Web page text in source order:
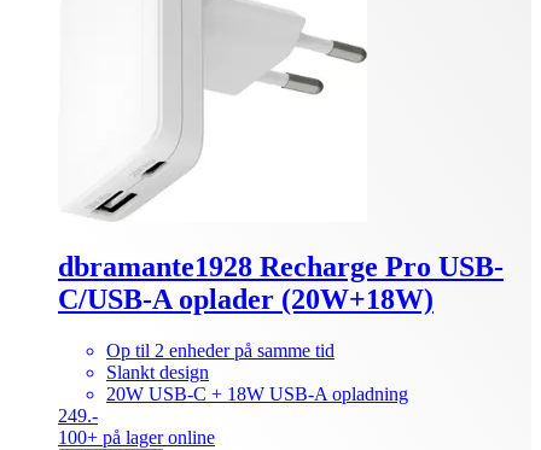
dbramante1928 Recharge Pro USB-
C/USB-A oplader (20W+18W)
Op til 2 enheder på samme tid
Slankt design
20W USB-C + 18W USB-A opladning
249.-
100+ på lager online